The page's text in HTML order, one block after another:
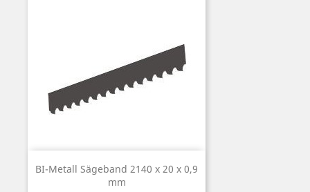
BI-Metall Sägeband 2140 x 20 x 0,9
mm